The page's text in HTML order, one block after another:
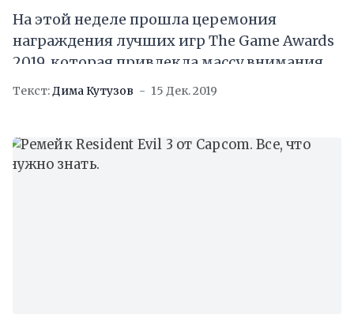
На этой неделе прошла церемония
награждения лучших игр The Game Awards
2019, которая привлекла массу внимания. И
рекламы. Конечно, самый интересные
Текст:Дима Кутузов 15 Дек. 2019